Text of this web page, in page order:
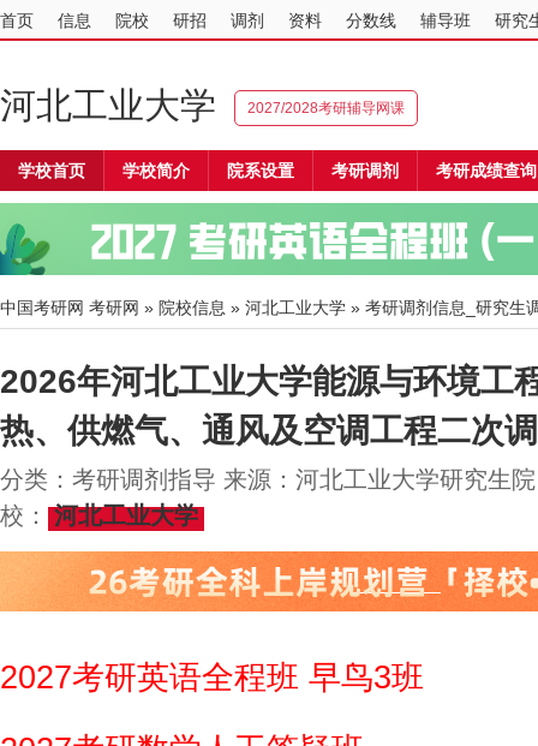
首页 信息 院校 研招 调剂 资料 分数线 辅导班 研究
河北工业大学 2027/2028考研辅导网课
学校首页 学校简介 院系设置 考研调剂 考研成绩查询
中国考研网 考研网 » 院校信息 » 河北工业大学 » 考研调剂信息_研究生
2026年河北工业大学能源与环境工
热、供燃气、通风及空调工程二次
分类：考研调剂指导 来源：河北工业大学研究生
校：
河北工业大学
2027考研英语全程班 早鸟3班